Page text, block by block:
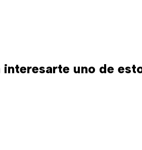
interesarte uno de